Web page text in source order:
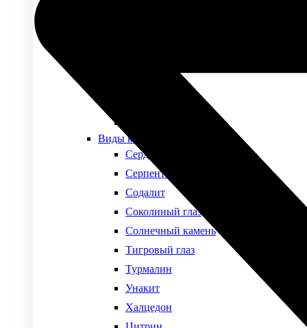
Виды камней
Сердолик
Серпентин
Содалит
Соколиный глаз
Солнечный камень
Тигровый глаз
Турмалин
Унакит
Халцедон